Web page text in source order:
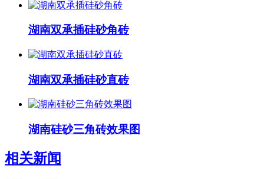
湖南双承插硅砂角砖
湖南双承插硅砂直砖
湖南硅砂三角砖效果图
相关新闻